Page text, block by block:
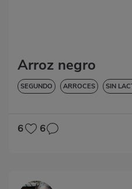
Arroz negro
SEGUNDO ARROCES SIN
6 6